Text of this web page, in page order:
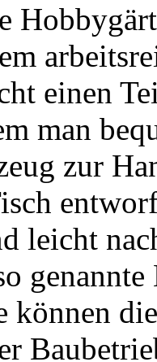
einen
man
zur
leicht
können